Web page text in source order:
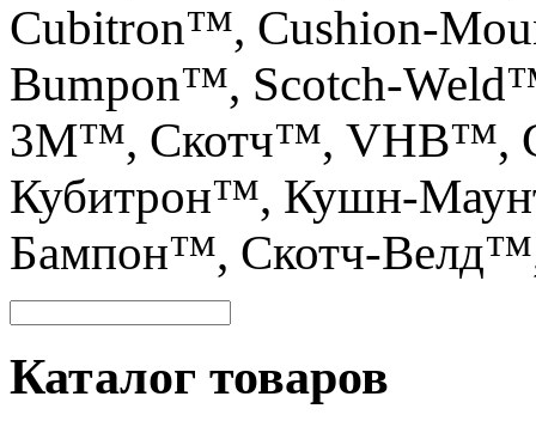
Cubitron™, Cushion-
Bumpon™, Scotch-
3М™, Скотч™, VHB™,
Кубитрон™, Кушн-
Бампон™, Скотч-
Каталог товаров